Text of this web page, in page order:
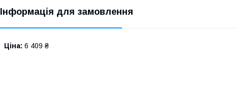
Інформація для замовлення
Ціна: 6 409 ₴